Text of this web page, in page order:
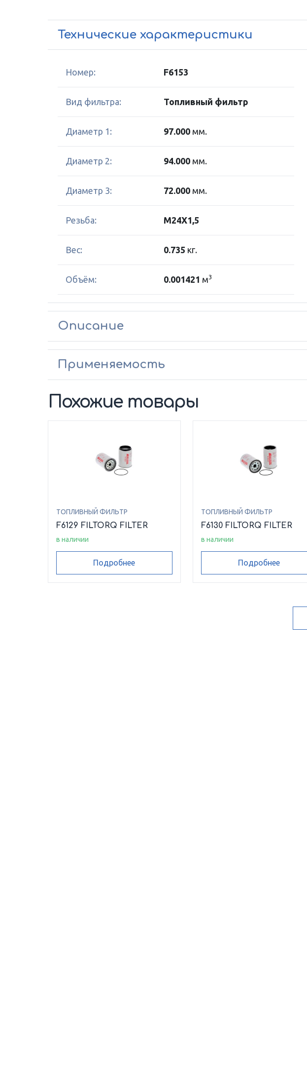
Технические характеристики
Номер: F6153
Вид фильтра: Топливный фильтр
Диаметр 1: 97.000 мм.
Диаметр 2: 94.000 мм.
Диаметр 3: 72.000 мм.
Резьба: M24X1,5
Вес: 0.735 кг.
Объём: 0.001421 м3
Описание
Применяемость
Похожие товары
ТОПЛИВНЫЙ ФИЛЬТР
F6129 FILTORQ FILTER
в наличии
Подробнее
ТОПЛИВНЫЙ ФИЛЬТР
F6130 FILTORQ FILTER
в наличии
Подробнее